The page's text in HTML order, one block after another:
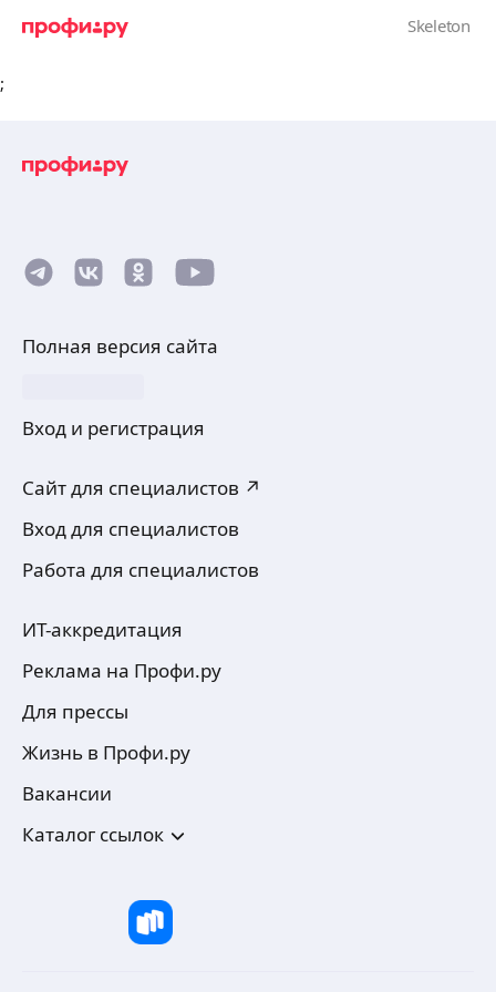
;
Полная версия сайта
Вход и регистрация
Сайт для специалистов ↗
Вход для специалистов
Работа для специалистов
ИТ-аккредитация
Реклама на Профи.ру
Для прессы
Жизнь в Профи.ру
Вакансии
Каталог ссылок